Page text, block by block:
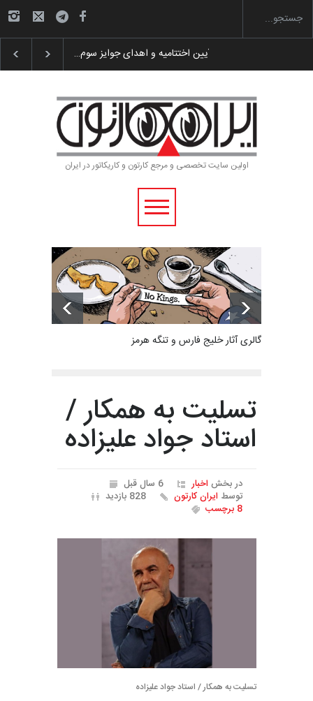
گزارش تصویری آیین اختتامیه و اهدای جوایز سوم…
اولین سایت تخصصی و مرجع کارتون و کاریکاتور در ایران
گالری آثار خلیج فارس و تنگه هرمز
تسلیت به همکار /
استاد جواد علیزاده
در بخش اخبار
6 سال قبل
توسط ایران کارتون
828 بازدید
8 برچسب
تسلیت به همکار / استاد جواد علیزاده